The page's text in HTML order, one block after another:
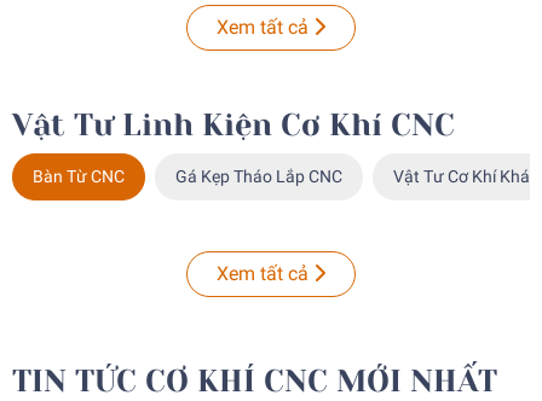
Xem tất cả
Vật Tư Linh Kiện Cơ Khí CNC
Bàn Từ CNC Gá Kẹp Tháo Lắp CNC Vật Tư Cơ Khí Khác
Xem tất cả
TIN TỨC CƠ KHÍ CNC MỚI NHẤT